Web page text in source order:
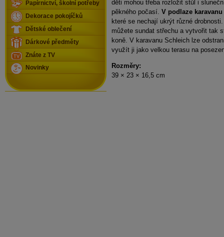
děti mohou třeba rozložit stůl i
pěkného počasí. V podlaze
které se nechají ukrýt různé
můžete sundat střechu a vytvořit tak
koně. V karavanu Schleich lze
využít ji jako velkou terasu na
Rozměry:
39 × 23 × 16,5 cm
Papírnictví, školní potřeby
Dekorace pokojíčků
Dětské oblečení
Dárkové předměty
Znáte z TV
Novinky